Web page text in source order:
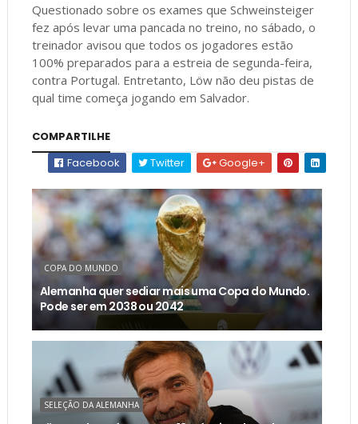
Questionado sobre os exames que Schweinsteiger
fez após levar uma pancada no treino, no sábado, o
treinador avisou que todos os jogadores estão
100% preparados para a estreia de segunda-feira,
contra Portugal. Entretanto, Löw não deu pistas de
qual time começa jogando em Salvador.
COMPARTILHE
Facebook
Twitter Google+
COPA DO MUNDO
Alemanha quer sediar mais uma Copa do Mundo.
Pode ser em 2038 ou 2042
SELEÇÃO DA ALEMANHA